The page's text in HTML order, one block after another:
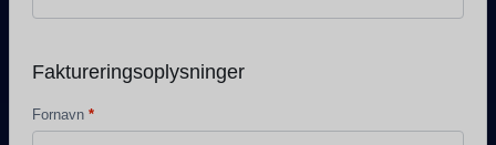
Faktureringsoplysninger
Fornavn *